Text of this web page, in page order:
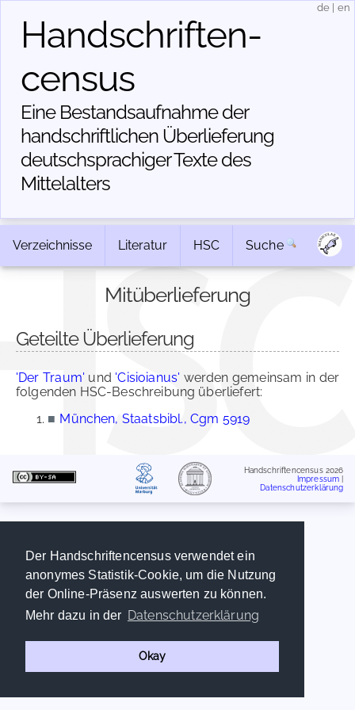
Der Handschriftencensus verwendet ein
anonymes Statistik-Cookie, um die Nutzung
der Online-Präsenz auswerten zu können.
Mehr dazu in der Datenschutzerklärung
Okay
Handschriften­
census
Eine Bestandsaufnahme der
handschriftlichen Über­lieferung
deutschsprachiger Texte des
Mittelalters
de en
Verzeichnisse Literatur HSC Suche
Mitüberlieferung
Geteilte Überlieferung
'Der Traum' und 'Cisioianus' werden gemeinsam in der
folgenden HSC-Beschreibung überliefert:
■ München, Staatsbibl., Cgm 5919
Handschriftencensus 2026
Impressum
Datenschutzerklärung